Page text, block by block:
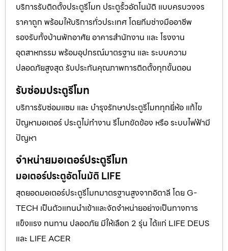
บริการรับติดตั้งประตูรีโมท ประตูรั้วอัตโนมัติ แบบครบวงจร
ราคาถูก พร้อมให้บริการทั่วประเทศ โดยทีมช่างมืออาชีพ
รองรับทั้งบ้านพักอาศัย อาคารสำนักงาน และ โรงงาน
อุตสาหกรรม พร้อมอุปกรณ์มาตรฐาน และ ระบบความ
ปลอดภัยสูงสุด รับประกันคุณภาพการติดตั้งทุกขั้นตอน
รับซ่อมประตูรีโมท
บริการรับซ่อมแซม และ บำรุงรักษาประตูรีโมททุกยี่ห้อ แก้ไข
ปัญหามอเตอร์ ประตูไม่ทำงาน รีโมทขัดข้อง หรือ ระบบไฟฟ้ามี
ปัญหา
จำหน่ายมอเตอร์ประตูรีโมท
มอเตอร์ประตูอัตโนมัติ LIFE
สุดยอดมอเตอร์ประตูรีโมทมาตรฐานสูงจากอิตาลี โดย G-
TECH เป็นตัวแทนนำเข้าและจัดจำหน่ายอย่างเป็นทางการ
แข็งแรง ทนทาน ปลอดภัย มีให้เลือก 2 รุ่น ได้แก่ LIFE DEUS
และ LIFE ACER